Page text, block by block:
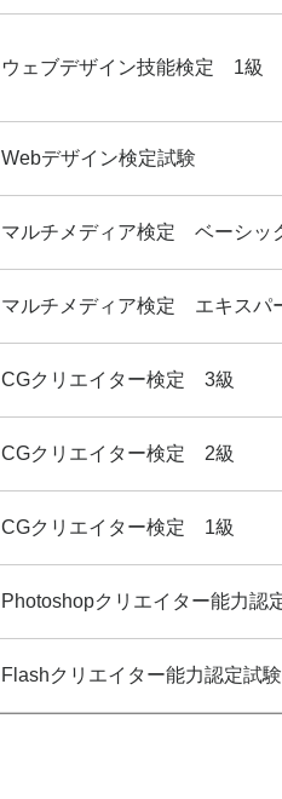
ウェブデザイン技能検定 1級
Webデザイン検定試験
マルチメディア検定 ベーシッ
マルチメディア検定 エキスパ
CGクリエイター検定 3級
CGクリエイター検定 2級
CGクリエイター検定 1級
Photoshopクリエイター能力認
Flashクリエイター能力認定試験